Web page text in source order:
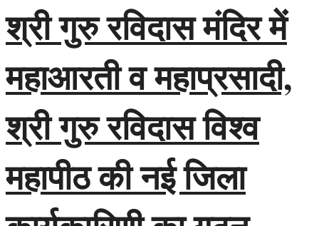
श्री गुरु रविदास मंदिर में
महाआरती व महाप्रसादी,
श्री गुरु रविदास विश्व
महापीठ की नई जिला